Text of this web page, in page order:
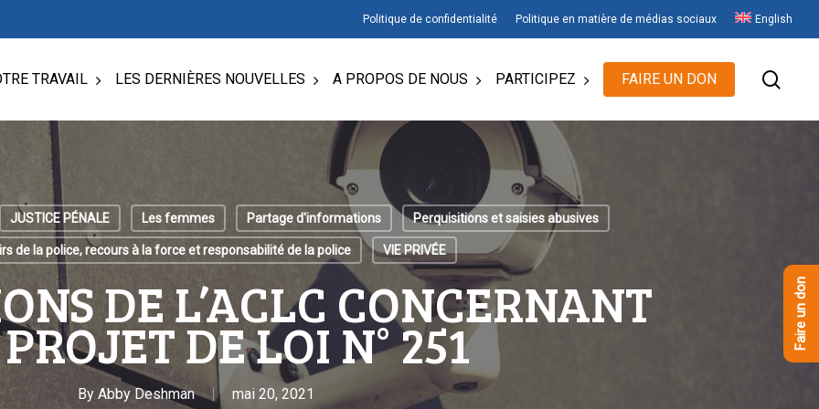
Politique de confidentialité Politique en matière de médias sociaux English
TRAVAIL LES DERNIÈRES NOUVELLES A PROPOS DE NOUS PARTICIPEZ FAIRE UN DON
JUSTICE PÉNALE Les femmes Partage d'informations Perquisitions et saisies abusives
de la police, recours à la force et responsabilité de la police VIE PRIVÉE
DE L’ACLC CONCERNANT
DE LOI N° 251
By Abby Deshman mai 20, 2021
Faire un don